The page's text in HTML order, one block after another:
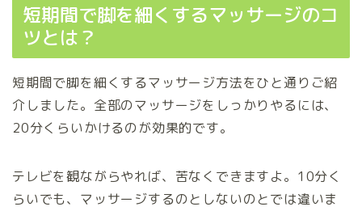
短期間で脚を細くするマッサージのコ
ツとは？
短期間で脚を細くするマッサージ方法をひと通りご紹
介しました。全部のマッサージをしっかりやるには、
20分くらいかけるのが効果的です。
テレビを観ながらやれば、苦なくできますよ。10分く
らいでも、マッサージするのとしないのとでは違いま